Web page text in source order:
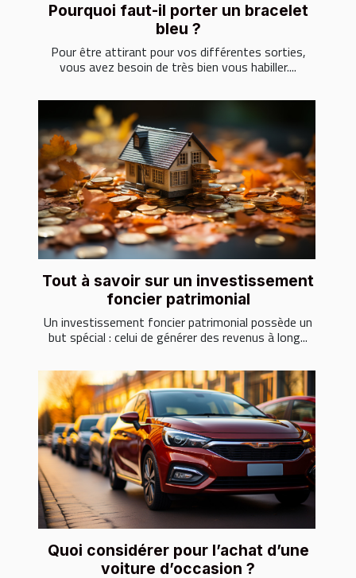
Pourquoi faut-il porter un bracelet
bleu ?
Pour être attirant pour vos différentes sorties,
vous avez besoin de très bien vous habiller....
Tout à savoir sur un investissement
foncier patrimonial
Un investissement foncier patrimonial possède un
but spécial : celui de générer des revenus à long...
Quoi considérer pour l’achat d’une
voiture d’occasion ?